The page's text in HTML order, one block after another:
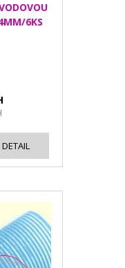
6KS
DETAIL